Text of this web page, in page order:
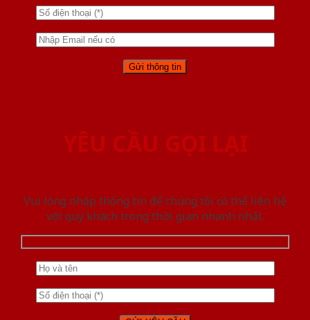
YÊU CẦU GỌI LẠI
Vui lòng nhập thông tin để chúng tôi có thể liên hệ
với quý khách trong thời gian nhanh nhất.